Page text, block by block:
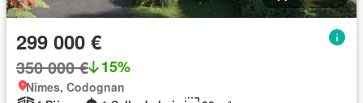
299 000 €
350 000 € 15%
Nîmes, Codognan